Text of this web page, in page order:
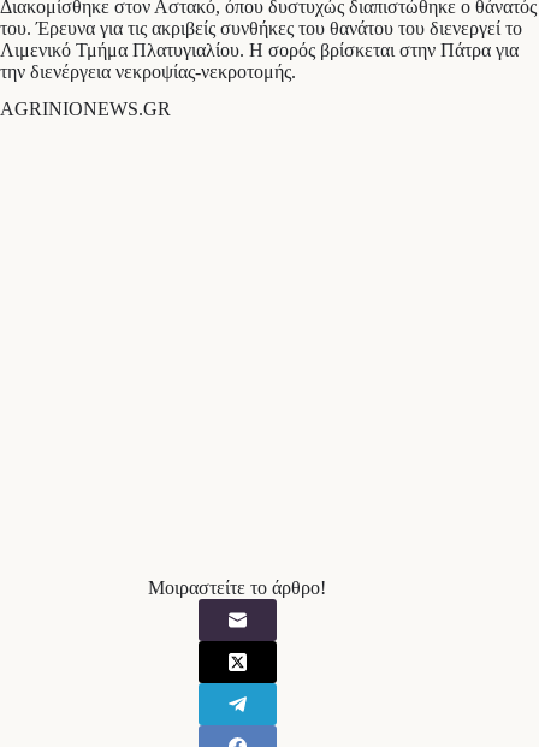
Διακομίσθηκε στον Αστακό, όπου δυστυχώς διαπιστώθηκε ο θάνατός
του. Έρευνα για τις ακριβείς συνθήκες του θανάτου του διενεργεί το
Λιμενικό Τμήμα Πλατυγιαλίου. Η σορός βρίσκεται στην Πάτρα για
την διενέργεια νεκροψίας-νεκροτομής.
AGRINIONEWS.GR
Μοιραστείτε το άρθρο!